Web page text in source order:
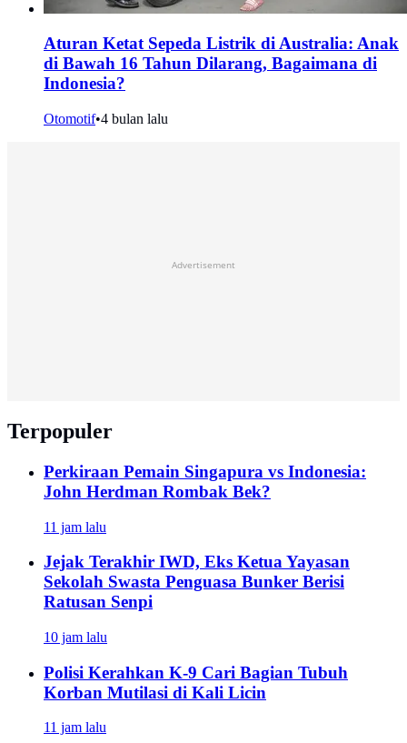
Aturan Ketat Sepeda Listrik di Australia: Anak
di Bawah 16 Tahun Dilarang, Bagaimana di
Indonesia?
Otomotif•4 bulan lalu
Advertisement
Terpopuler
Perkiraan Pemain Singapura vs Indonesia:
John Herdman Rombak Bek?
11 jam lalu
Jejak Terakhir IWD, Eks Ketua Yayasan
Sekolah Swasta Penguasa Bunker Berisi
Ratusan Senpi
10 jam lalu
Polisi Kerahkan K-9 Cari Bagian Tubuh
Korban Mutilasi di Kali Licin
11 jam lalu